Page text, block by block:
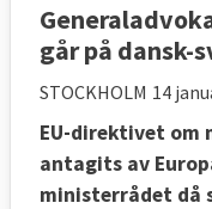
går på dansk-
STOCKHOLM 14
EU-direktivet om
antagits av
ministerrådet då